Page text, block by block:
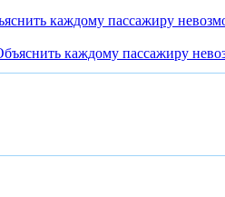
каждому пассажиру